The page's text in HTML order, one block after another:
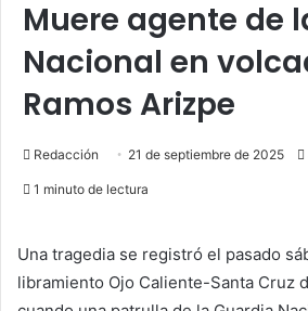
Muere agente de
Nacional en
Ramos Arizpe
Redacción 21 de septiembre de 2025
1 minuto de lectura
Una tragedia se registró el pasado
libramiento Ojo Caliente-Santa Cruz